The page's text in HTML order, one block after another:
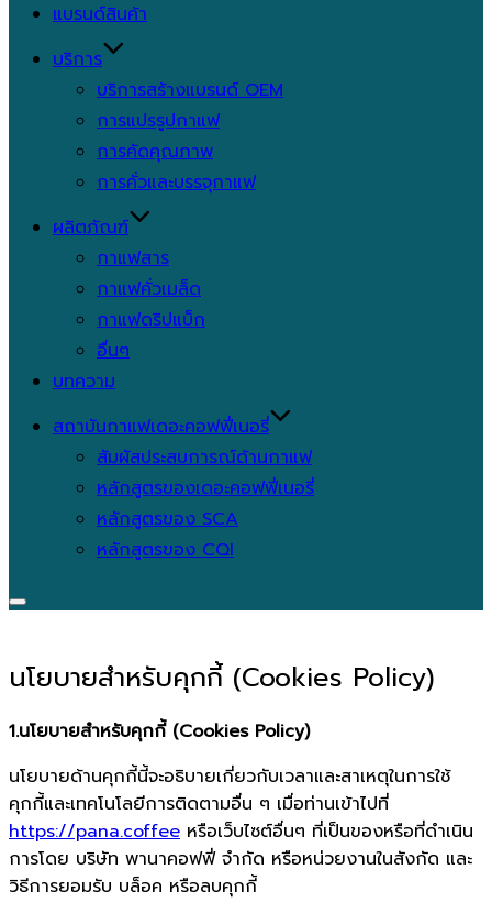
แบรนด์สินค้า
บริการ
บริการสร้างแบรนด์ OEM
การแปรรูปกาแฟ
การคัดคุณภาพ
การคั่วและบรรจุกาแฟ
ผลิตภัณฑ์
กาแฟสาร
กาแฟคั่วเมล็ด
กาแฟดริปแบ็ก
อื่นๆ
บทความ
สถาบันกาแฟเดอะคอฟฟี่เนอรี่
สัมผัสประสบการณ์ด้านกาแฟ
หลักสูตรของเดอะคอฟฟี่เนอรี่
หลักสูตรของ SCA
หลักสูตรของ CQI
Toggle
navigation
นโยบายสำหรับคุกกี้ (Cookies Policy)
1.นโยบายสำหรับคุกกี้ (Cookies Policy)
นโยบายด้านคุกกี้นี้จะอธิบายเกี่ยวกับเวลาและสาเหตุในการใช้
คุกกี้และเทคโนโลยีการติดตามอื่น ๆ เมื่อท่านเข้าไปที่
https://pana.coffee หรือเว็บไซต์อื่นๆ ที่เป็นของหรือที่ดำเนิน
การโดย บริษัท พานาคอฟฟี่ จำกัด หรือหน่วยงานในสังกัด และ
วิธีการยอมรับ บล็อค หรือลบคุกกี้